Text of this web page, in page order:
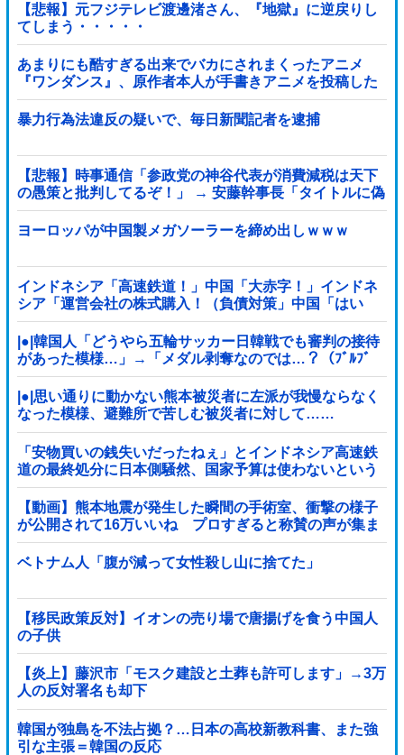
【悲報】元フジテレビ渡邊渚さん、『地獄』に逆戻りし
てしまう・・・・・
あまりにも酷すぎる出来でバカにされまくったアニメ
『ワンダンス』、原作者本人が手書きアニメを投稿した
結果・・・ｗｗｗｗｗｗ他
暴力行為法違反の疑いで、毎日新聞記者を逮捕
【悲報】時事通信「参政党の神谷代表が消費減税は天下
の愚策と批判してるぞ！」 → 安藤幹事長「タイトルに偽
りあり！『参政党は消費税廃止派、減税派』」ｗｗｗｗ
ｗｗｗｗ
ヨーロッパが中国製メガソーラーを締め出しｗｗｗ
インドネシア「高速鉄道！」中国「大赤字！」インドネ
シア「運営会社の株式購入！（負債対策」中国「はい
（巨額負債」インドネシア「700km延伸計画！（実質中
止」→
|●|韓国人「どうやら五輪サッカー日韓戦でも審判の接待
があった模様…」→「メダル剥奪なのでは…？（ﾌﾞﾙﾌﾞ
ﾙ」＝韓国の反応
|●|思い通りに動かない熊本被災者に左派が我慢ならなく
なった模様、避難所で苦しむ被災者に対して……
「安物買いの銭失いだったねぇ」とインドネシア高速鉄
道の最終処分に日本側騒然、国家予算は使わないという
と何が財源なんだ？
【動画】熊本地震が発生した瞬間の手術室、衝撃の様子
が公開されて16万いいね プロすぎると称賛の声が集ま
る
ベトナム人「腹が減って女性殺し山に捨てた」
【移民政策反対】イオンの売り場で唐揚げを食う中国人
の子供
【炎上】藤沢市「モスク建設と土葬も許可します」→3万
人の反対署名も却下
韓国が独島を不法占拠？…日本の高校新教科書、また強
引な主張＝韓国の反応